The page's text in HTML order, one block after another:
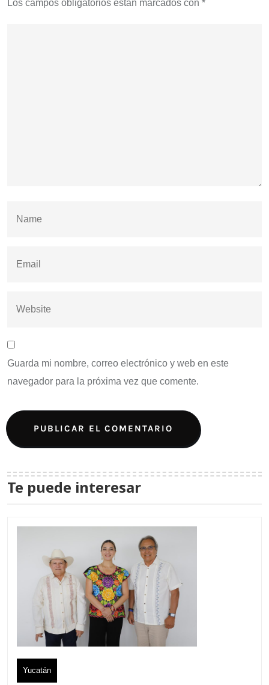
Los campos obligatorios están marcados con *
Guarda mi nombre, correo electrónico y web en este
navegador para la próxima vez que comente.
Te puede interesar
Yucatán